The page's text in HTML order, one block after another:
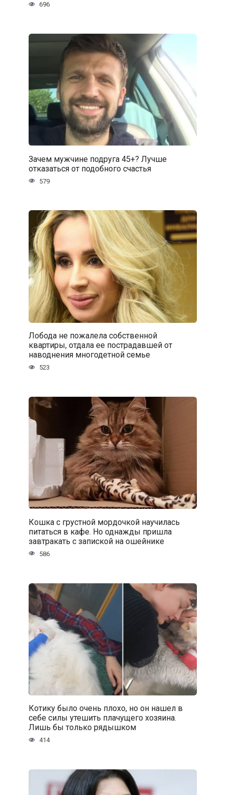
696
Зачем мужчине подруга 45+? Лучше
отказаться от подобного счастья
579
Лобода не пожалела собственной
квартиры, отдала ее пострадавшей от
наводнения многодетной семье
523
Кошка с грустной мордочкой научилась
питаться в кафе. Но однажды пришла
завтракать с запиской на ошейнике
586
Котику было очень плохо, но он нашел в
себе силы утешить плачущего хозяина.
Лишь бы только рядышком
414